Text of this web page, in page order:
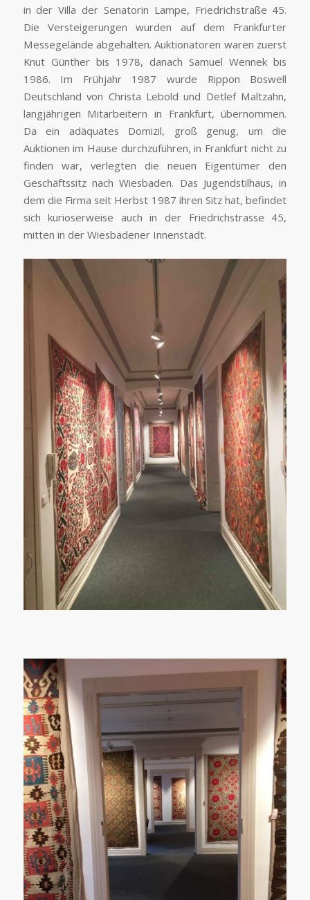
in der Villa der Senatorin Lampe, Friedrichstraße 45.
Die Versteigerungen wurden auf dem Frankfurter
Messegelände abgehalten. Auktionatoren waren zuerst
Knut Günther bis 1978, danach Samuel Wennek bis
1986. Im Frühjahr 1987 wurde Rippon Boswell
Deutschland von Christa Lebold und Detlef Maltzahn,
langjährigen Mitarbeitern in Frankfurt, übernommen.
Da ein adäquates Domizil, groß genug, um die
Auktionen im Hause durchzuführen, in Frankfurt nicht zu
finden war, verlegten die neuen Eigentümer den
Geschäftssitz nach Wiesbaden. Das Jugendstilhaus, in
dem die Firma seit Herbst 1987 ihren Sitz hat, befindet
sich kurioserweise auch in der Friedrichstrasse 45,
mitten in der Wiesbadener Innenstadt.